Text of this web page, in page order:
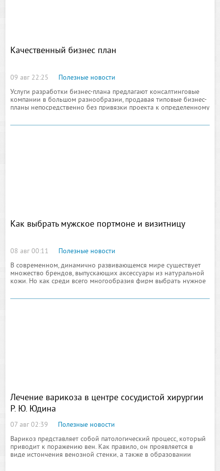
Качественный бизнес план
09 авг 22:25
Полезные новости
Услуги разработки бизнес-плана предлагают консалтинговые
компании в большом разнообразии, продавая типовые бизнес-
планы непосредственно без привязки проекта к определенному
заказчика под регион
Как выбрать мужское портмоне и визитницу
08 авг 00:11
Полезные новости
В современном, динамично развивающемся мире существует
множество брендов, выпускающих аксессуары из натуральной
кожи. Но как среди всего многообразия фирм выбрать нужное
Лечение варикоза в центре сосудистой хирургии
Р. Ю. Юдина
07 авг 02:39
Полезные новости
Варикоз представляет собой патологический процесс, который
приводит к поражению вен. Как правило, он проявляется в
виде истончения венозной стенки, а также в образовании